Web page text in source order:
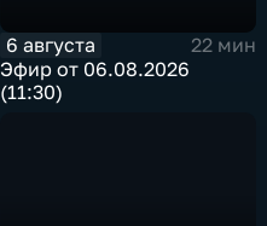
6 августа
22 мин
Эфир от 06.08.2026
(11:30)